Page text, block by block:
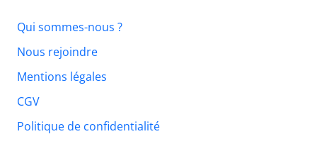
Qui sommes-nous ?
Nous rejoindre
Mentions légales
CGV
Politique de confidentialité